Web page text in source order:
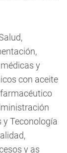
y
con aceite
Teconología
y as